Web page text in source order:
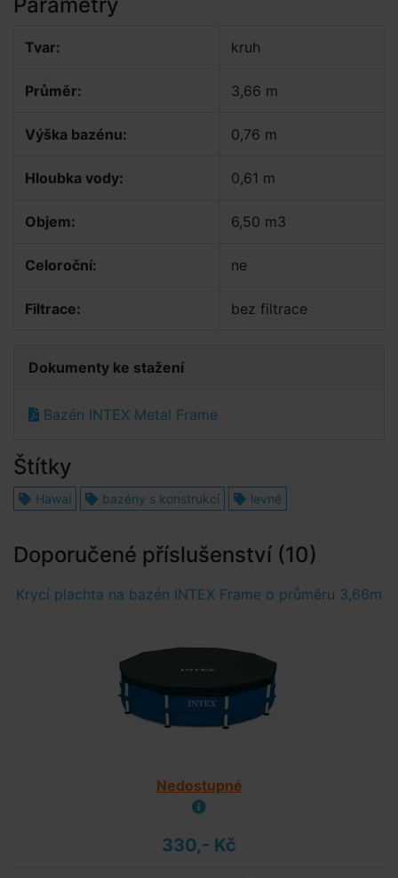
Tvar: kruh
Průměr: 3,66 m
Výška bazénu: 0,76 m
Hloubka vody: 0,61 m
Objem: 6,50 m3
Celoroční: ne
Filtrace: bez filtrace
Dokumenty ke stažení
Bazén INTEX Metal Frame
Štítky
Hawai bazény s konstrukcí levné
Doporučené příslušenství (10)
Krycí plachta na bazén INTEX Frame o průměru 3,66m
Nedostupné
330,- Kč